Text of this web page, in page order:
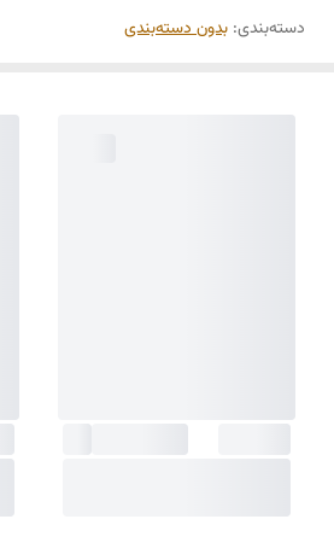
دسته‌بندی: بدون دسته‌بندی